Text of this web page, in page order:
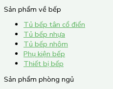
Sản phẩm về bếp
Tủ bếp tân cổ điển
Tủ bếp nhựa
Tủ bếp nhôm
Phụ kiện bếp
Thiết bị bếp
Sản phẩm phòng ngủ